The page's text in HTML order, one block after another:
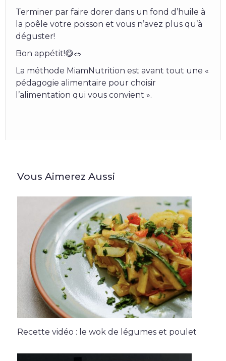
Terminer par faire dorer dans un fond d’huile à
la poêle votre poisson et vous n’avez plus qu’à
déguster!
Bon appétit!😋🥗
La méthode MiamNutrition est avant tout une «
pédagogie alimentaire pour choisir
l’alimentation qui vous convient ».
Vous Aimerez Aussi
Recette vidéo : le wok de légumes et poulet